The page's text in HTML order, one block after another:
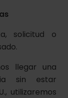
solicitud o
llegar una
sin estar
utilizaremos